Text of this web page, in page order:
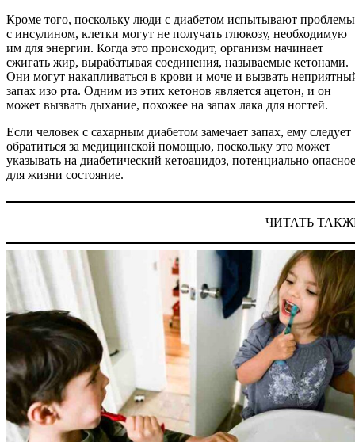
Кроме того, поскольку люди с диабетом испытывают проблемы
с инсулином, клетки могут не получать глюкозу, необходимую
им для энергии. Когда это происходит, организм начинает
сжигать жир, вырабатывая соединения, называемые кетонами.
Они могут накапливаться в крови и моче и вызвать
запах изо рта. Одним из этих кетонов является ацетон, и он
может вызвать дыхание, похожее на запах лака для ногтей.
Если человек с сахарным диабетом замечает запах, ему следует
обратиться за медицинской помощью, поскольку это может
указывать на диабетический кетоацидоз, потенциально опасное
для жизни состояние.
ЧИТАТЬ